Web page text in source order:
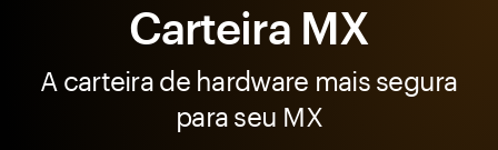
Carteira MX
A carteira de hardware mais segura
para seu MX